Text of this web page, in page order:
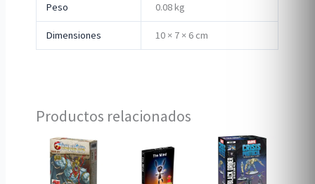
Peso 0.08 kg
Dimensiones 10 × 7 × 6 cm
Productos relacionados